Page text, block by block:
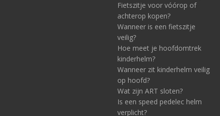
Fietszitje voor vóórop of
achterop kopen?
Wanneer is een fietszitje
veilig?
Hoe meet je hoofdomtrek
kinderhelm?
Wanneer zit kinderhelm veilig
op hoofd?
Wat zijn ART sloten?
Is een speed pedelec helm
verplicht?